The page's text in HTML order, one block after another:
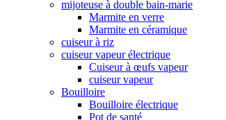
mijoteuse à double bain-marie
Marmite en verre
Marmite en céramique
cuiseur à riz
cuiseur vapeur électrique
Cuiseur à œufs vapeur
cuiseur vapeur
Bouilloire
Bouilloire électrique
Pot de santé